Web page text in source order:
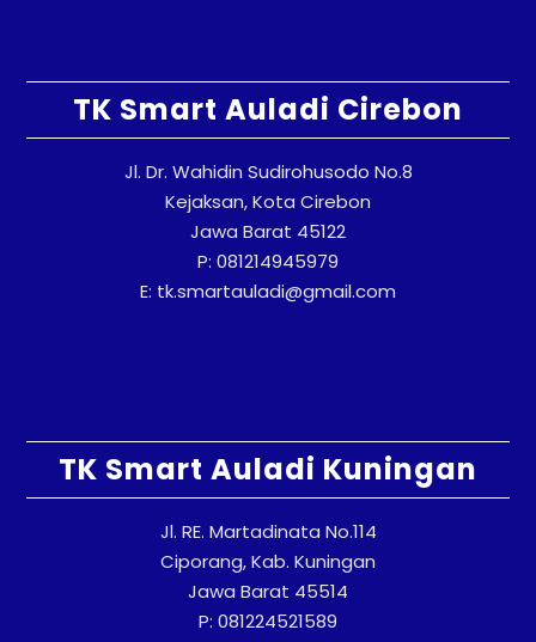
TK Smart Auladi Cirebon
Jl. Dr. Wahidin Sudirohusodo No.8
Kejaksan, Kota Cirebon
Jawa Barat 45122
P: 081214945979
E: tk.smartauladi@gmail.com
TK Smart Auladi Kuningan
Jl. RE. Martadinata No.114
Ciporang, Kab. Kuningan
Jawa Barat 45514
P: 081224521589